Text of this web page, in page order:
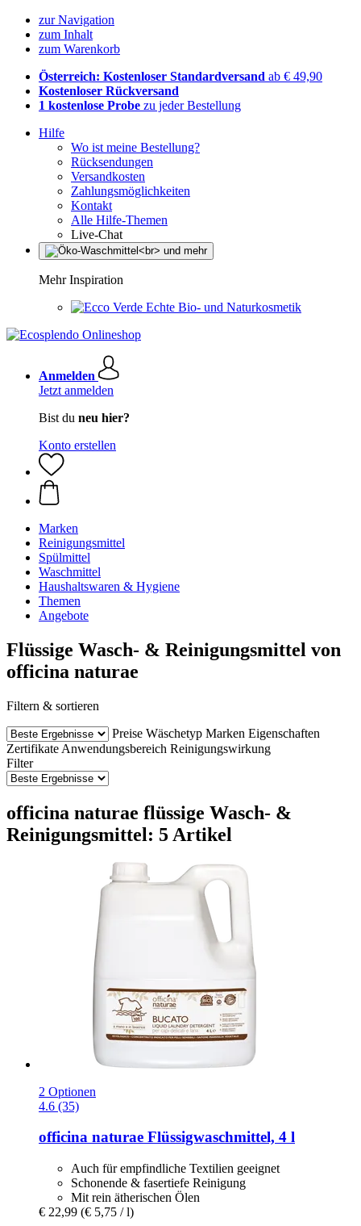
zur Navigation
zum Inhalt
zum Warenkorb
Österreich: Kostenloser Standardversand ab € 49,90
Kostenloser Rückversand
1 kostenlose Probe zu jeder Bestellung
Hilfe
Wo ist meine Bestellung?
Rücksendungen
Versandkosten
Zahlungsmöglichkeiten
Kontakt
Alle Hilfe-Themen
Live-Chat
Mehr Inspiration
Echte Bio- und Naturkosmetik
Anmelden
Jetzt anmelden
Bist du neu hier?
Konto erstellen
Marken
Reinigungsmittel
Spülmittel
Waschmittel
Haushaltswaren & Hygiene
Themen
Angebote
Flüssige Wasch- & Reinigungsmittel von
officina naturae
Filtern & sortieren
Preise Wäschetyp Marken Eigenschaften
Zertifikate Anwendungsbereich Reinigungswirkung
Filter
officina naturae flüssige Wasch- &
Reinigungsmittel: 5 Artikel
2 Optionen
4.6 (35)
officina naturae Flüssigwaschmittel, 4 l
Auch für empfindliche Textilien geeignet
Schonende & fasertiefe Reinigung
Mit rein ätherischen Ölen
€ 22,99 (€ 5,75 / l)